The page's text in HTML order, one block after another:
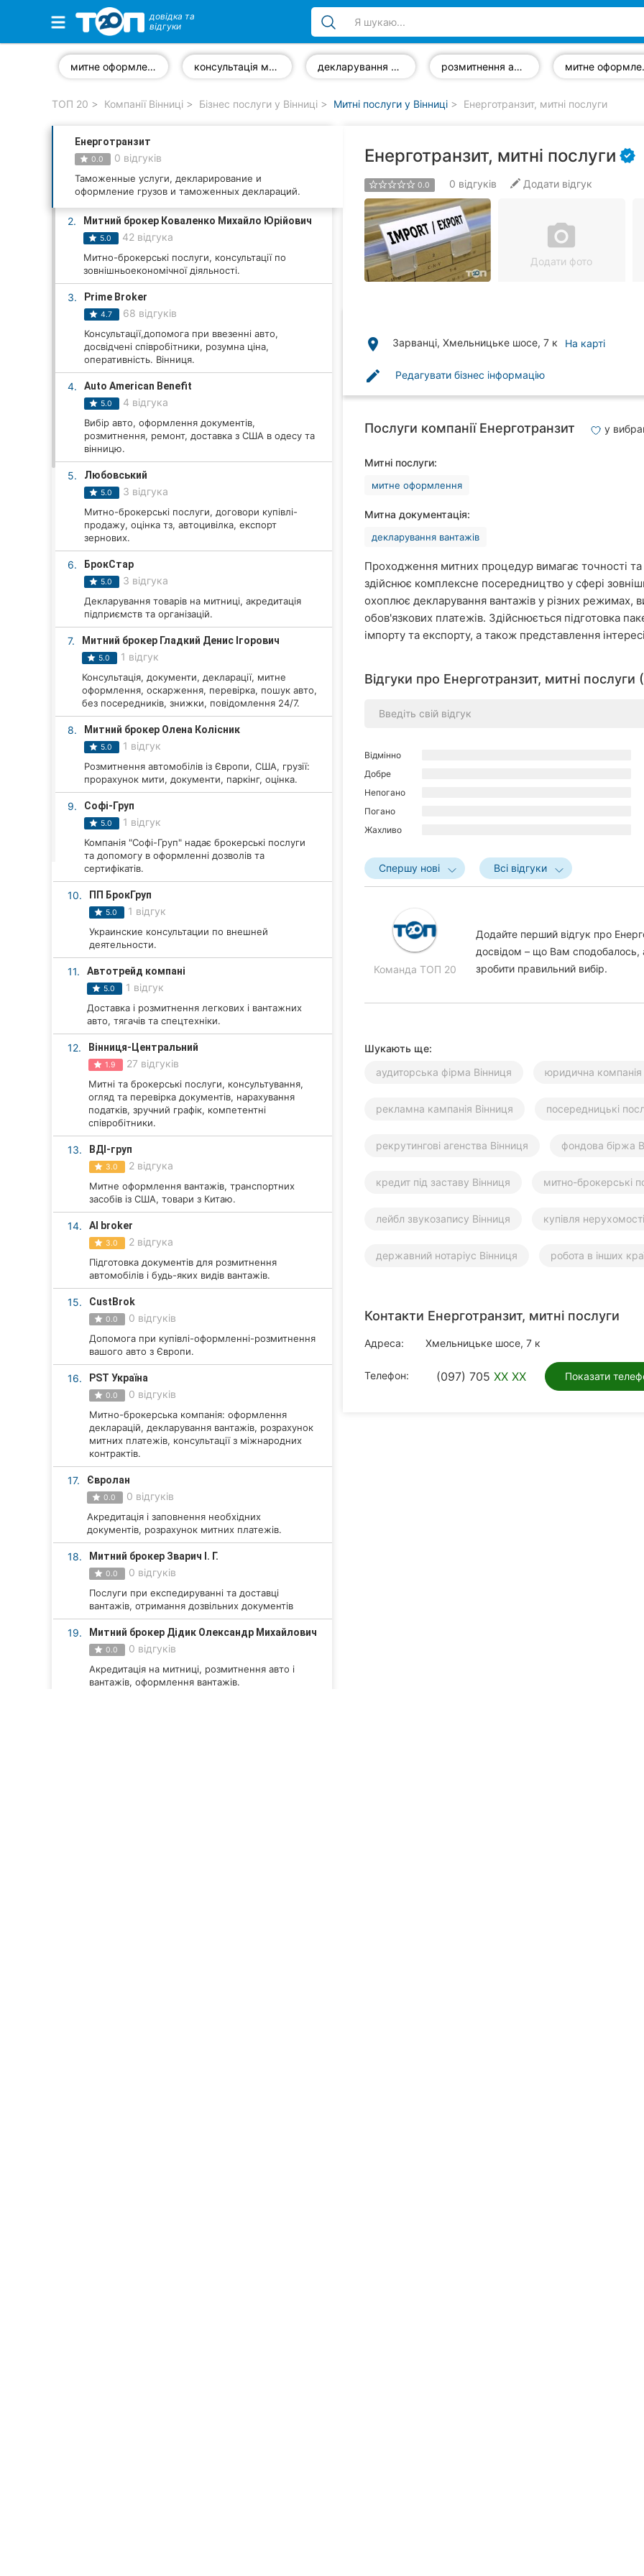
Обрані компанії
Стоматології
Ветеринарні клініки
Приватні клініки
Всі рубрики
Тернопіль
Хмельницький
Одеса
Кропивницький
Запоріжжя
Миколаїв
Чернігів
Чернівці
Івано-Франківськ
довідка та
відгуки
митне оформлення консультація митного брокера декларування вантажів розмитнення автомобіля митне
ТОП 20 Компанії Вінниці Бізнес послуги у Вінниці Митні послуги у Вінниці Енерготранзит, митні послуги
Енерготранзит
0.0 0 відгуків
Таможенные услуги, декларирование и
оформление грузов и таможенных деклараций.
2. Митний брокер Коваленко Михайло Юрійович
5.0 42 відгука
Митно-брокерські послуги, консультації по
зовнішньоекономічної діяльності.
3. Prime Broker
4.7 68 відгуків
Консультації,допомога при ввезенні авто,
досвідчені співробітники, розумна ціна,
оперативність. Вінниця.
4. Auto American Benefit
5.0 4 відгука
Вибір авто, оформлення документів,
розмитнення, ремонт, доставка з США в одесу та
вінницю.
5. Любовський
5.0 3 відгука
Митно-брокерські послуги, договори купівлі-
продажу, оцінка тз, автоцивілка, експорт
зернових.
6. БрокСтар
5.0 3 відгука
Декларування товарів на митниці, акредитація
підприємств та організацій.
7. Митний брокер Гладкий Денис Ігорович
5.0 1 відгук
Консультація, документи, декларації, митне
оформлення, оскарження, перевірка, пошук авто,
без посередників, знижки, повідомлення 24/7.
8. Митний брокер Олена Колісник
5.0 1 відгук
Розмитнення автомобілів із Європи, США, грузії:
прорахунок мити, документи, паркінг, оцінка.
9. Софі-Груп
5.0 1 відгук
Компанія "Софі-Груп" надає брокерські послуги
та допомогу в оформленні дозволів та
сертифікатів.
10. ПП БрокГруп
5.0 1 відгук
Украинские консультации по внешней
деятельности.
11. Автотрейд компані
5.0 1 відгук
Доставка і розмитнення легкових і вантажних
авто, тягачів та спецтехніки.
12. Вінниця-Центральний
1.9 27 відгуків
Митні та брокерські послуги, консультування,
огляд та перевірка документів, нарахування
податків, зручний графік, компетентні
співробітники.
13. ВДІ-груп
3.0 2 відгука
Митне оформлення вантажів, транспортних
засобів із США, товари з Китаю.
14. Al broker
3.0 2 відгука
Підготовка документів для розмитнення
автомобілів і будь-яких видів вантажів.
15. CustBrok
0.0 0 відгуків
Допомога при купівлі-оформленні-розмитнення
вашого авто з Європи.
16. PST Україна
0.0 0 відгуків
Митно-брокерська компанія: оформлення
декларацій, декларування вантажів, розрахунок
митних платежів, консультації з міжнародних
контрактів.
17. Євролан
0.0 0 відгуків
Акредитація і заповнення необхідних
документів, розрахунок митних платежів.
18. Митний брокер Зварич І. Г.
0.0 0 відгуків
Послуги при експедируванні та доставці
вантажів, отримання дозвільних документів
19. Митний брокер Дідик Олександр Михайлович
0.0 0 відгуків
Акредитація на митниці, розмитнення авто і
вантажів, оформлення вантажів.
Енерготранзит, митні послуги
0.0 0 відгуків Додати відгук
camera_alt
Додати фото
place Зарванці, Хмельницьке шосе, 7 к На карті
edit Редагувати бізнес інформацію
Послуги компанії Енерготранзит у
Митні послуги:
митне оформлення
Митна документація:
декларування вантажів
Проходження митних процедур вимагає точності
здійснює комплексне посередництво у сфері
охоплює декларування вантажів у різних режимах,
обов'язкових платежів. Здійснюється підготовка
імпорту та експорту, а також представлення
Відгуки про Енерготранзит, митні послуги
Відмінно
Добре
Непогано
Погано
Жахливо
Спершу нові Всі відгуки
Команда ТОП 20
Додайте перший відгук про
досвідом – що Вам
зробити правильний вибір.
Шукають ще:
аудиторська фірма Вінниця
юридична компанія
рекламна кампанія Вінниця посередницькі
рекрутингові агенства Вінниця фондова біржа
кредит під заставу Вінниця митно-брокерські
лейбл звукозапису Вінниця купівля
державний нотаріус Вінниця робота в інших
Контакти Енерготранзит, митні послуги
Адреса: Хмельницьке шосе, 7 к
Телефон: (097) 705 XX XX Показати